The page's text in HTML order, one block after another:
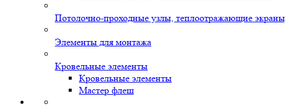
Потолочно-проходные узлы, теплоотражающие
Элементы для монтажа
Кровельные элементы
Кровельные элементы
Мастер флеш